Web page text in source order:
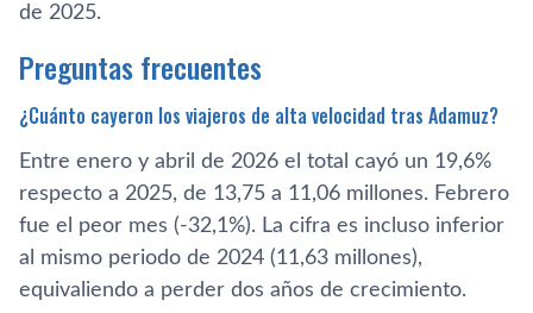
de 2025.
Preguntas frecuentes
¿Cuánto cayeron los viajeros de alta velocidad tras Adamuz?
Entre enero y abril de 2026 el total cayó un 19,6%
respecto a 2025, de 13,75 a 11,06 millones. Febrero
fue el peor mes (-32,1%). La cifra es incluso inferior
al mismo periodo de 2024 (11,63 millones),
equivaliendo a perder dos años de crecimiento.